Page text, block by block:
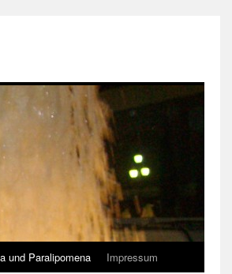
und Paralipomena Impressum